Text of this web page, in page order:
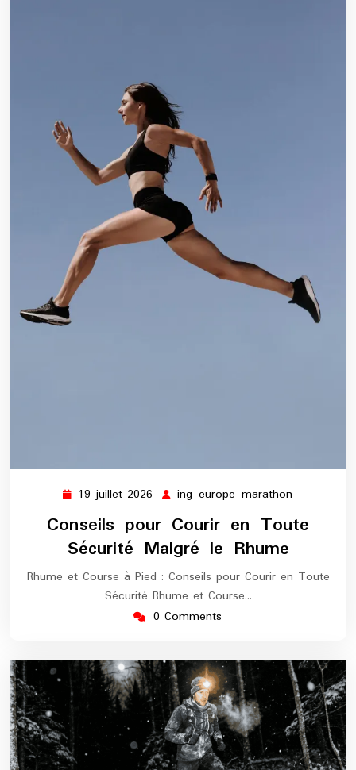
19 juillet 2026 19
juillet
2026
ing-europe-marathon
marathon
Conseils pour Courir en Toute
Sécurité Malgré le Rhume
Rhume et Course à Pied : Conseils pour Courir en Toute
Sécurité Rhume et Course…
0 Comments